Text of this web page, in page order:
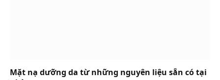
Mặt nạ dưỡng da từ những nguyên liệu sẵn có tại